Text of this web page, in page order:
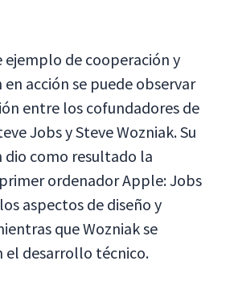
ejemplo de cooperación y
acción se puede observar
entre los cofundadores de
Jobs y Steve Wozniak. Su
dio como resultado la
ordenador Apple: Jobs
aspectos de diseño y
que Wozniak se
el desarrollo técnico.